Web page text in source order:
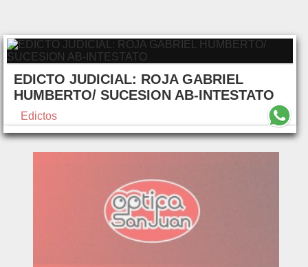
EDICTO JUDICIAL: ROJA GABRIEL
HUMBERTO/ SUCESION AB-INTESTATO
Edictos